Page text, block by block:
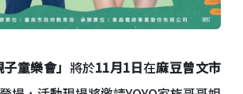
童樂會」 將於11月1日在麻豆曾文市